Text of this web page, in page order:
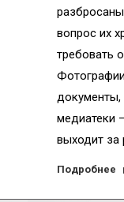
вопрос их
требовать
документы,
медиатеки
выходит за
Подробнее